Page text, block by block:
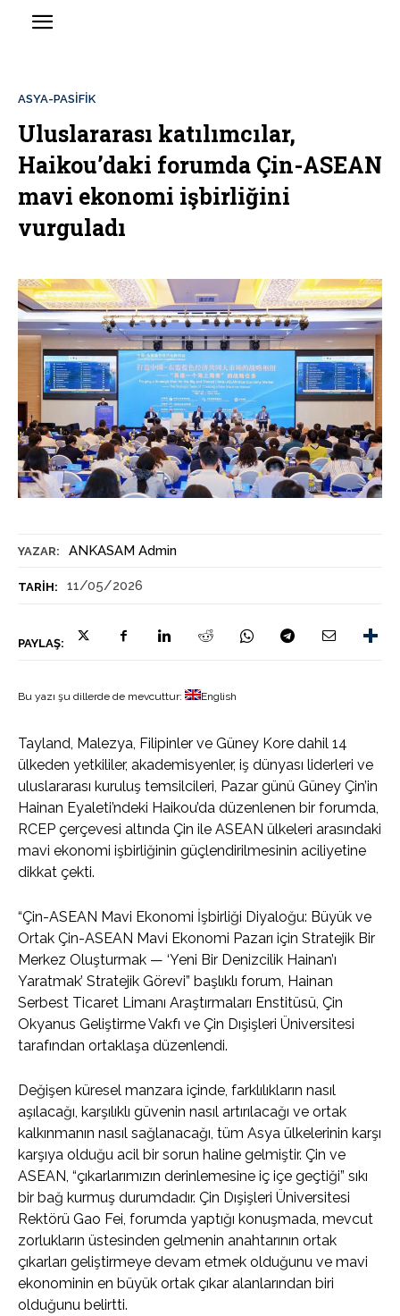
YAZAR: ANKASAM Admin
TARIH: 11/05/2026
PAYLAŞ:
ASYA-PASİFİK
Uluslararası katılımcılar,
Haikou’daki forumda Çin-ASEAN
mavi ekonomi işbirliğini
vurguladı
Bu yazı şu dillerde de mevcuttur: English
Tayland, Malezya, Filipinler ve Güney Kore dahil 14
ülkeden yetkililer, akademisyenler, iş dünyası liderleri ve
uluslararası kuruluş temsilcileri, Pazar günü Güney Çin’in
Hainan Eyaleti’ndeki Haikou’da düzenlenen bir forumda,
RCEP çerçevesi altında Çin ile ASEAN ülkeleri arasındaki
mavi ekonomi işbirliğinin güçlendirilmesinin aciliyetine
dikkat çekti.
“Çin-ASEAN Mavi Ekonomi İşbirliği Diyaloğu: Büyük ve
Ortak Çin-ASEAN Mavi Ekonomi Pazarı için Stratejik Bir
Merkez Oluşturmak — ‘Yeni Bir Denizcilik Hainan’ı
Yaratmak’ Stratejik Görevi” başlıklı forum, Hainan
Serbest Ticaret Limanı Araştırmaları Enstitüsü, Çin
Okyanus Geliştirme Vakfı ve Çin Dışişleri Üniversitesi
tarafından ortaklaşa düzenlendi.
Değişen küresel manzara içinde, farklılıkların nasıl
aşılacağı, karşılıklı güvenin nasıl artırılacağı ve ortak
kalkınmanın nasıl sağlanacağı, tüm Asya ülkelerinin karşı
karşıya olduğu acil bir sorun haline gelmiştir. Çin ve
ASEAN, “çıkarlarımızın derinlemesine iç içe geçtiği” sıkı
bir bağ kurmuş durumdadır. Çin Dışişleri Üniversitesi
Rektörü Gao Fei, forumda yaptığı konuşmada, mevcut
zorlukların üstesinden gelmenin anahtarının ortak
çıkarları geliştirmeye devam etmek olduğunu ve mavi
ekonominin en büyük ortak çıkar alanlarından biri
olduğunu belirtti.